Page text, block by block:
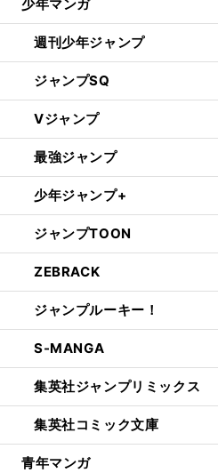
少年マンガ
週刊少年ジャンプ
ジャンプSQ
Vジャンプ
最強ジャンプ
少年ジャンプ+
ジャンプTOON
ZEBRACK
ジャンプルーキー！
S-MANGA
集英社ジャンプリミックス
集英社コミック文庫
青年マンガ